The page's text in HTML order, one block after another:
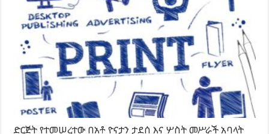
ድርጅት የተመሠረተው በአቶ ዮናታን ታደሰ እና ሦስት መሥራች አባላት